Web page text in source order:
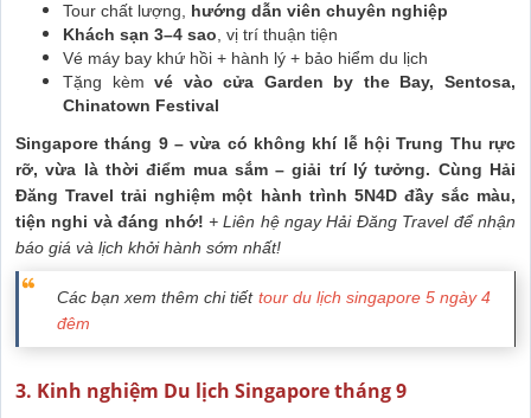
Tour chất lượng, hướng dẫn viên chuyên nghiệp
Khách sạn 3–4 sao, vị trí thuận tiện
Vé máy bay khứ hồi + hành lý + bảo hiểm du lịch
Tặng kèmvé vào cửa Garden by the Bay, Sentosa,
Chinatown Festival
Singapore tháng 9 – vừa có không khí lễ hội Trung Thu rực
rỡ, vừa là thời điểm mua sắm – giải trí lý tưởng. Cùng Hải
Đăng Travel trải nghiệm một hành trình 5N4D đầy sắc màu,
tiện nghi và đáng nhớ! + Liên hệ ngay Hải Đăng Travel để nhận
báo giá và lịch khởi hành sớm nhất!
Các bạn xem thêm chi tiết tour du lịch singapore 5 ngày 4
đêm
3. Kinh nghiệm Du lịch Singapore tháng 9